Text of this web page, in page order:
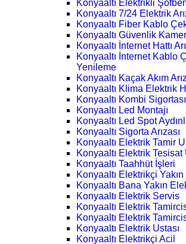
Konyaaltı Elektrikli
Konyaaltı 7/24 Elektrik
Konyaaltı Fiber Kablo
Konyaaltı Güvenlik
Konyaaltı İnternet Hattı
Konyaaltı İnternet Kablo
Yenileme
Konyaaltı Kaçak Akım
Konyaaltı Klima Elektrik
Konyaaltı Kombi Sigortası
Konyaaltı Led Montajı
Konyaaltı Led Spot
Konyaaltı Sigorta Arızası
Konyaaltı Elektrik Tamir
Konyaaltı Elektrik Tesisat
Konyaaltı Taahhüt İşleri
Konyaaltı Elektrikçi Yakın
Konyaaltı Bana Yakın
Konyaaltı Elektrik Servis
Konyaaltı Elektrik
Konyaaltı Elektrik
Konyaaltı Elektrik Ustası
Konyaaltı Elektrikçi Acil